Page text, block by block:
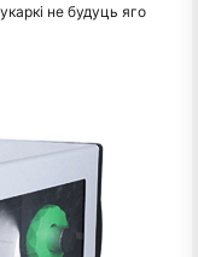
не будуць яго